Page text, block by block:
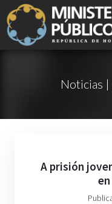
Noticias
A prisión